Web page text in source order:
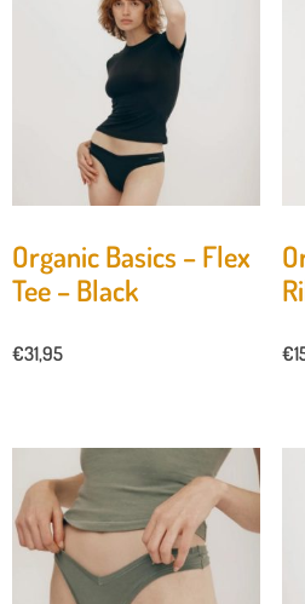
Organic Basics – Flex
Tee – Black
€31,95 €